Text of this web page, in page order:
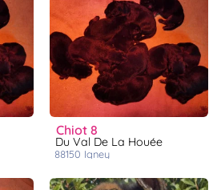
chiot 8
Du Val De La Houée
88150 igney